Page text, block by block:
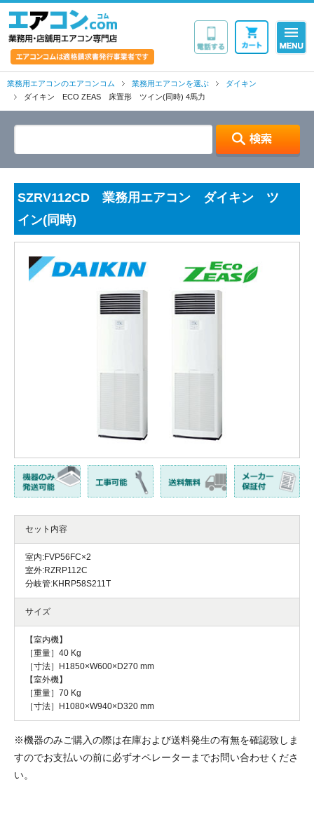
業務用エアコンのエアコンコム 業務用エアコンを選ぶ
ダイキン
ダイキン ECO ZEAS 床置形 ツイン(同時) 4馬力
SZRV112CD 業務用エアコン ダイキン ツ
イン(同時)
セット内容
室内:FVP56FC×2
室外:RZRP112C
分岐管:KHRP58S211T
サイズ
【室内機】
［重量］40 Kg
［寸法］H1850×W600×D270 mm
【室外機】
［重量］70 Kg
［寸法］H1080×W940×D320 mm
※機器のみご購入の際は在庫および送料発生の有無を確認致しま
すのでお支払いの前に必ずオペレーターまでお問い合わせくださ
い。